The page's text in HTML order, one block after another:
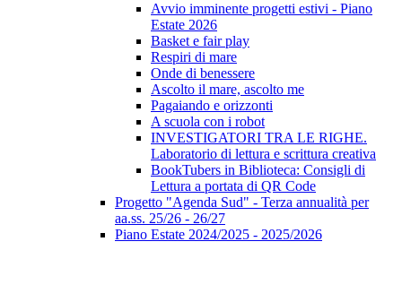
Avvio imminente progetti estivi - Piano
Estate 2026
Basket e fair play
Respiri di mare
Onde di benessere
Ascolto il mare, ascolto me
Pagaiando e orizzonti
A scuola con i robot
INVESTIGATORI TRA LE RIGHE.
Laboratorio di lettura e scrittura creativa
BookTubers in Biblioteca: Consigli di
Lettura a portata di QR Code
Progetto "Agenda Sud" - Terza annualità per
aa.ss. 25/26 - 26/27
Piano Estate 2024/2025 - 2025/2026